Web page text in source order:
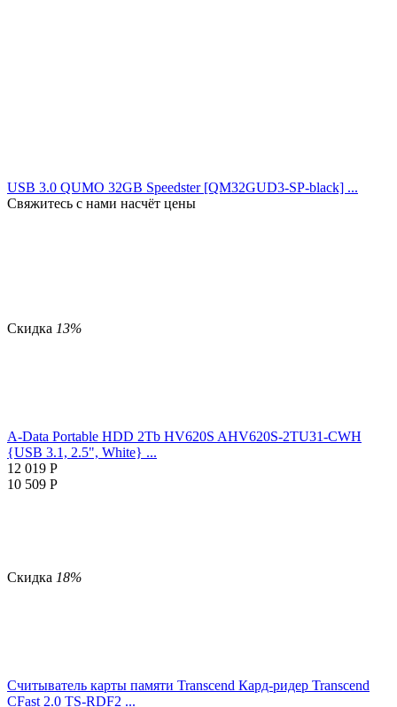
USB 3.0 QUMO 32GB Speedster [QM32GUD3-SP-black] ...
Свяжитесь с нами насчёт цены
Скидка 13%
A-Data Portable HDD 2Tb HV620S AHV620S-2TU31-CWH
{USB 3.1, 2.5", White} ...
12 019 Р
10 509 Р
Скидка 18%
Считыватель карты памяти Transcend Кард-ридер Transcend
CFast 2.0 TS-RDF2 ...